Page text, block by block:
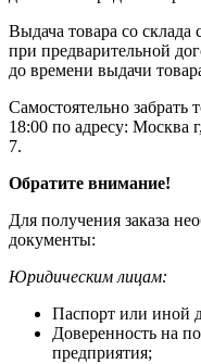
Выдача товара со склада
при предварительной
до времени выдачи
Самостоятельно
18:00 по адресу: Москва
7.
Обратите внимание!
Для получения заказа
документы:
Юридическим лицам:
Паспорт или иной
Доверенность на
предприятия;